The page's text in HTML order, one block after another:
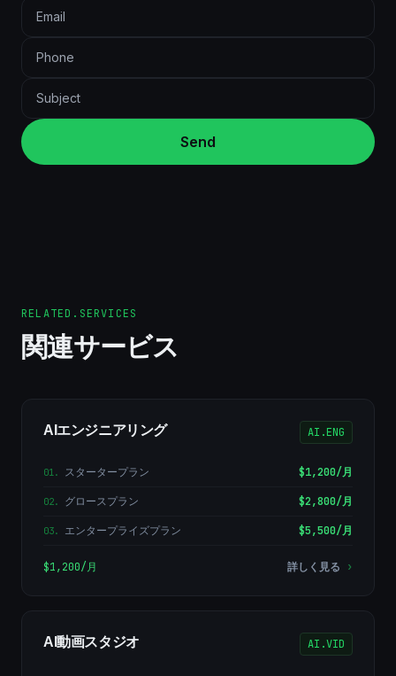
Send
RELATED.SERVICES
関連サービス
AIエンジニアリング AI.ENG
01. スタータープラン $1,200/月
02. グロースプラン $2,800/月
03. エンタープライズプラン $5,500/月
$1,200/月 詳しく見る ›
AI動画スタジオ AI.VID